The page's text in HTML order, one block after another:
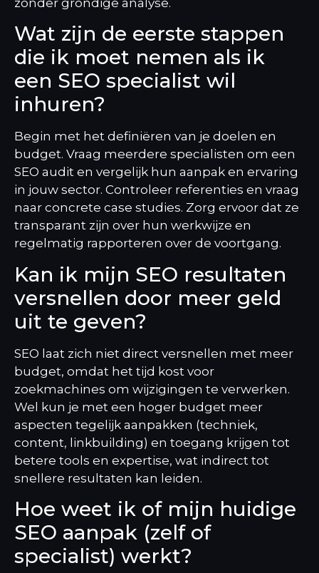
Wat zijn de eerste stappen
die ik moet nemen als ik
een SEO specialist wil
inhuren?
Begin met het definiëren van je doelen en
budget. Vraag meerdere specialisten om een
SEO audit en vergelijk hun aanpak en ervaring
in jouw sector. Controleer referenties en vraag
naar concrete case studies. Zorg ervoor dat ze
transparant zijn over hun werkwijze en
regelmatig rapporteren over de voortgang.
Kan ik mijn SEO resultaten
versnellen door meer geld
uit te geven?
SEO laat zich niet direct versnellen met meer
budget, omdat het tijd kost voor
zoekmachines om wijzigingen te verwerken.
Wel kun je met een hoger budget meer
aspecten tegelijk aanpakken (techniek,
content, linkbuilding) en toegang krijgen tot
betere tools en expertise, wat indirect tot
snellere resultaten kan leiden.
Hoe weet ik of mijn huidige
SEO aanpak (zelf of
specialist) werkt?